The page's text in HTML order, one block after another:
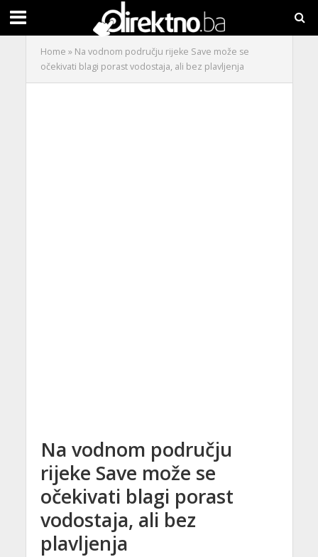
Home » Na vodnom području rijeke Save može se
očekivati blagi porast vodostaja, ali bez plavljenja
Na vodnom području
rijeke Save može se
očekivati blagi porast
vodostaja, ali bez
plavljenja